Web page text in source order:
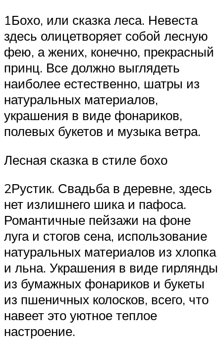
1Бохо, или сказка леса. Невеста
здесь олицетворяет собой лесную
фею, а жених, конечно, прекрасный
принц. Все должно выглядеть
наиболее естественно, шатры из
натуральных материалов,
украшения в виде фонариков,
полевых букетов и музыка ветра.
Лесная сказка в стиле бохо
2Рустик. Свадьба в деревне, здесь
нет излишнего шика и пафоса.
Романтичные пейзажи на фоне
луга и стогов сена, использование
натуральных материалов из хлопка
и льна. Украшения в виде гирлянды
из бумажных фонариков и букеты
из пшеничных колосков, всего, что
навеет это уютное теплое
настроение.